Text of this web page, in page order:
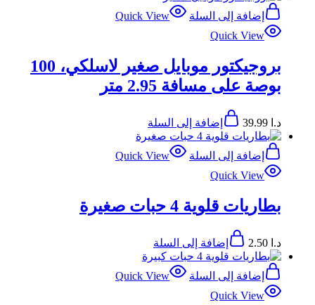
إضافة إلى السلة
Quick View
Quick View
بروجيكتور موبايل صغير لاسلكي، 100
بوصة على مسافة 2.95 متر
د.ا إضافة إلى السلة
إضافة إلى السلة
Quick View
Quick View
بطاريات قلوية 4 حبات صغيرة
د.ا إضافة إلى السلة
إضافة إلى السلة
Quick View
Quick View